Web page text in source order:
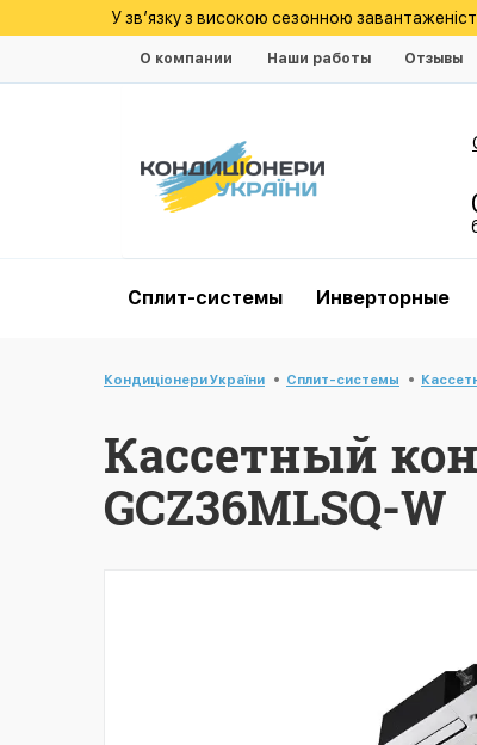
У зв’язку з високою сезонною
О компании Наши работы Отзывы
Cплит-системы Инверторные
Кондиціонери України Cплит-системы
Кассетный
GCZ36MLSQ-W